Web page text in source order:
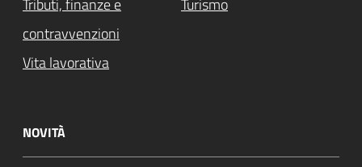
contravvenzioni
Vita lavorativa
NOVITÀ